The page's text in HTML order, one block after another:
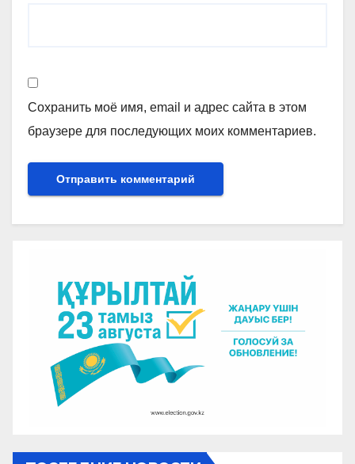
Сохранить моё имя, email и адрес сайта в этом
браузере для последующих моих комментариев.